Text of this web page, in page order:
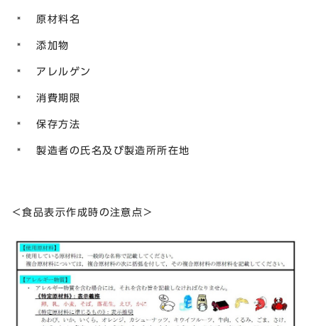
原材料名
添加物
アレルゲン
消費期限
保存方法
製造者の氏名及び製造所所在地
＜食品表示作成時の注意点＞